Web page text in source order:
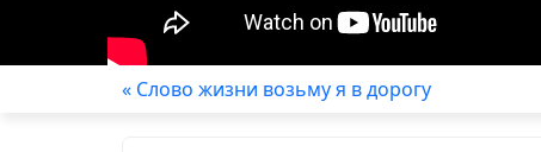
« Слово жизни возьму я в дорогу